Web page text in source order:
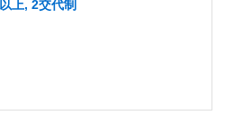
上, 2交代制